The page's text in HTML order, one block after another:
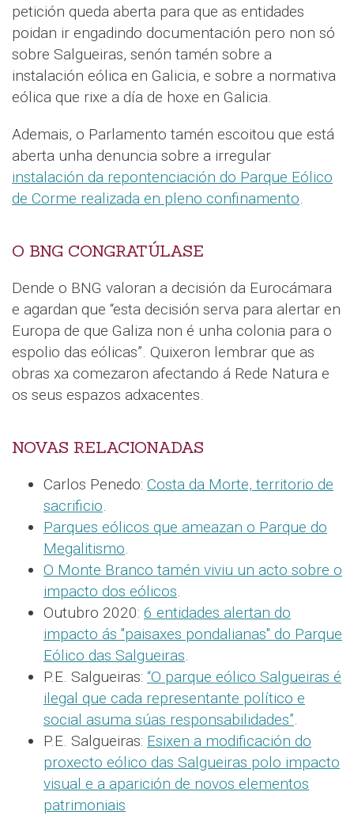
petición queda aberta para que as entidades
poidan ir engadindo documentación pero non só
sobre Salgueiras, senón tamén sobre a
instalación eólica en Galicia, e sobre a normativa
eólica que rixe a día de hoxe en Galicia.
Ademais, o Parlamento tamén escoitou que está
aberta unha denuncia sobre a irregular
instalación da repontenciación do Parque Eólico
de Corme realizada en pleno confinamento.
O BNG CONGRATÚLASE
Dende o BNG valoran a decisión da Eurocámara
e agardan que “esta decisión serva para alertar en
Europa de que Galiza non é unha colonia para o
espolio das eólicas”. Quixeron lembrar que as
obras xa comezaron afectando á Rede Natura e
os seus espazos adxacentes.
NOVAS RELACIONADAS
Carlos Penedo: Costa da Morte, territorio de
sacrificio.
Parques eólicos que ameazan o Parque do
Megalitismo.
O Monte Branco tamén viviu un acto sobre o
impacto dos eólicos.
Outubro 2020: 6 entidades alertan do
impacto ás "paisaxes pondalianas" do Parque
Eólico das Salgueiras.
P.E. Salgueiras: “O parque eólico Salgueiras é
ilegal que cada representante político e
social asuma súas responsabilidades”.
P.E. Salgueiras: Esixen a modificación do
proxecto eólico das Salgueiras polo impacto
visual e a aparición de novos elementos
patrimoniais